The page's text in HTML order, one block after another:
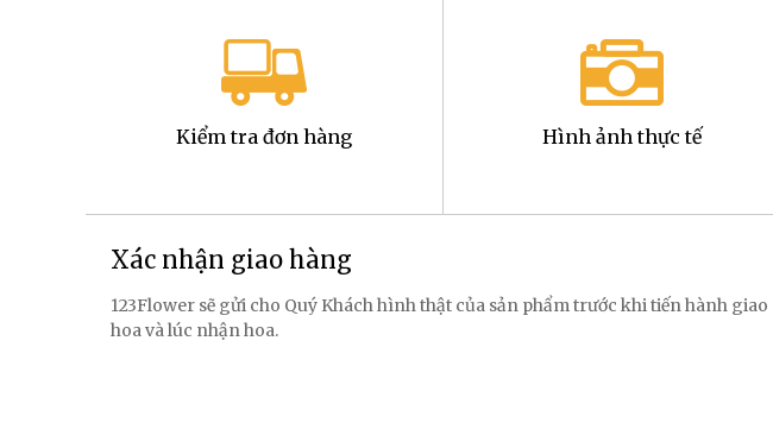
Kiểm tra đơn hàng Hình ảnh thực tế
Xác nhận giao hàng
123Flower sẽ gửi cho Quý Khách hình thật của sản phẩm trước khi tiến hành giao
hoa và lúc nhận hoa.